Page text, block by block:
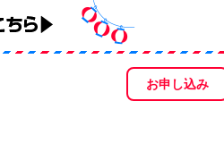
お申し込み